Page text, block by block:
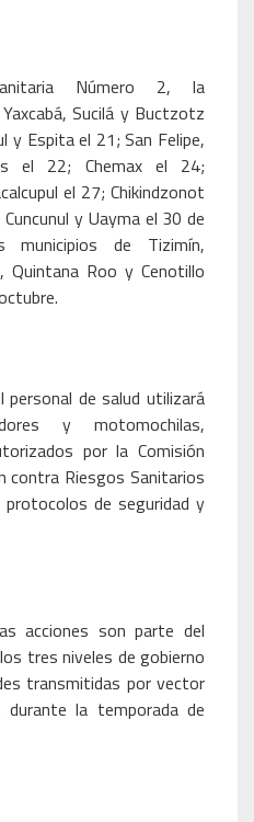
Número 2, la
Sucilá y Buctzotz
y Espita el 21; San Felipe,
el 22; Chemax el 24;
el 27; Chikindzonot
y Uayma el 30 de
municipios de Tizimín,
Quintana Roo y Cenotillo
de salud utilizará
y motomochilas,
por la Comisión
contra Riesgos Sanitarios
de seguridad y
acciones son parte del
tres niveles de gobierno
transmitidas por vector
la temporada de